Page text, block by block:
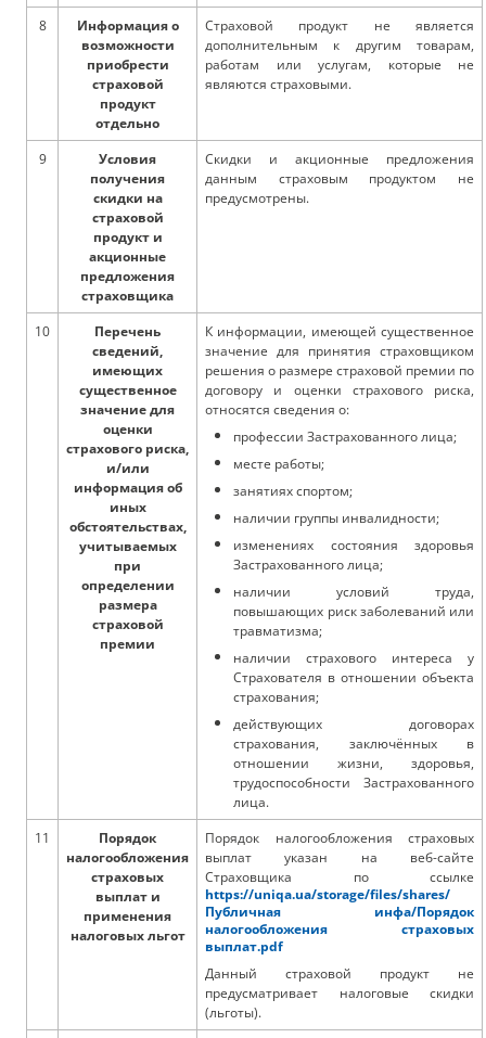
8
Информация о
возможности
приобрести
страховой
продукт
отдельно
Страховой продукт не является
дополнительным к другим товарам,
работам или услугам, которые не
являются страховыми.
9
Условия
получения
скидки на
страховой
продукт и
акционные
предложения
страховщика
Скидки и акционные предложения
данным страховым продуктом не
предусмотрены.
10
Перечень
сведений,
имеющих
существенное
значение для
оценки
страхового риска,
и/или
информация об
иных
обстоятельствах,
учитываемых
при
определении
размера
страховой
премии
К информации, имеющей существенное
значение для принятия страховщиком
решения о размере страховой премии по
договору и оценки страхового риска,
относятся сведения о:
профессии Застрахованного лица;
месте работы;
занятиях спортом;
наличии группы инвалидности;
изменениях состояния здоровья
Застрахованного лица;
наличии условий труда,
повышающих риск заболеваний или
травматизма;
наличии страхового интереса у
Страхователя в отношении объекта
страхования;
действующих договорах
страхования, заключённых в
отношении жизни, здоровья,
трудоспособности Застрахованного
лица.
11
Порядок
налогообложения
страховых
выплат и
применения
налоговых льгот
Порядок налогообложения страховых
выплат указан на веб-сайте
Страховщика по ссылке
https://uniqa.ua/storage/files/shares/
Публичная инфа/Порядок
налогообложения страховых
выплат.pdf
Данный страховой продукт не
предусматривает налоговые скидки
(льготы).